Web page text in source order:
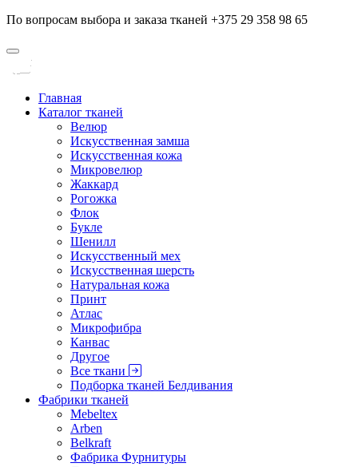
По вопросам выбора и заказа тканей +375 29 358 98 65
Главная
Каталог тканей
Велюр
Искусственная замша
Искусственная кожа
Микровелюр
Жаккард
Рогожка
Флок
Букле
Шенилл
Искусственный мех
Искусственная шерсть
Натуральная кожа
Принт
Атлас
Микрофибра
Канвас
Другое
Все ткани
Подборка тканей Белдивания
Фабрики тканей
Mebeltex
Arben
Belkraft
Фабрика Фурнитуры